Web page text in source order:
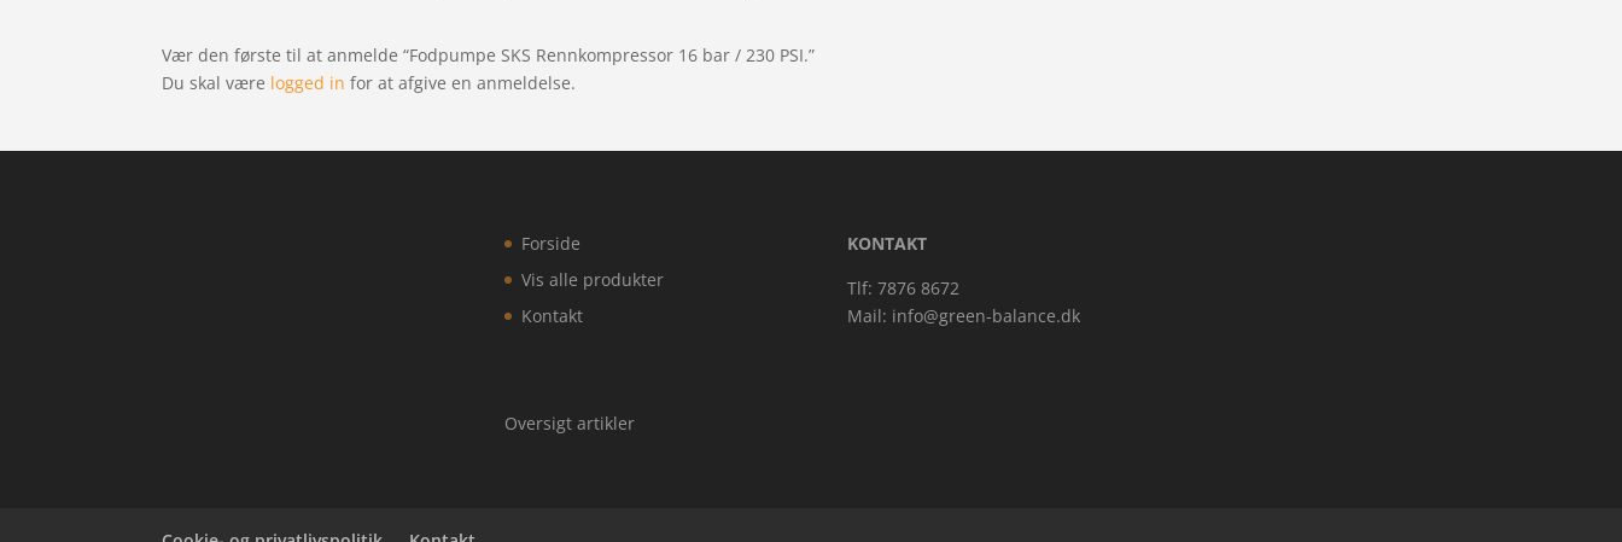
Vær den første til at anmelde “Fodpumpe SKS Rennkompressor 16 bar / 230 PSI.”
Du skal være logged in for at afgive en anmeldelse.
Forside
Vis alle produkter
Kontakt
Oversigt artikler
KONTAKT
Tlf: 7876 8672
Mail: info@green-balance.dk